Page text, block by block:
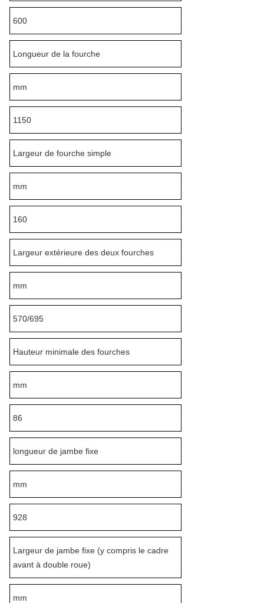
600
Longueur de la fourche
mm
1150
Largeur de fourche simple
mm
160
Largeur extérieure des deux fourches
mm
570/695
Hauteur minimale des fourches
mm
86
longueur de jambe fixe
mm
928
Largeur de jambe fixe (y compris le cadre
avant à double roue)
mm